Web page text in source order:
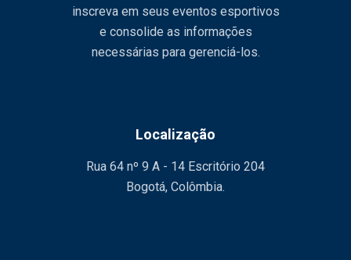
inscreva em seus eventos esportivos
e consolide as informações
necessárias para gerenciá-los.
Localização
Rua 64 nº 9 A - 14 Escritório 204
Bogotá, Colômbia.